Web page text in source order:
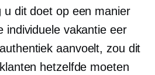
u dit doet op een manier
individuele vakantie eer
aanvoelt, zou dit
hetzelfde moeten